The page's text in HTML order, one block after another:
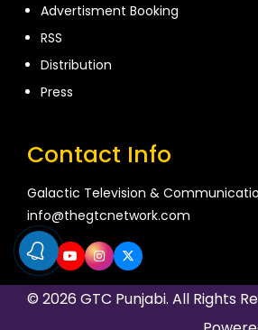
Advertisment Booking
RSS
Distribution
Press
Contact Info
Galactic Television &
info@thegtcnetwork.com
© 2026 GTC Punjabi. All Rights